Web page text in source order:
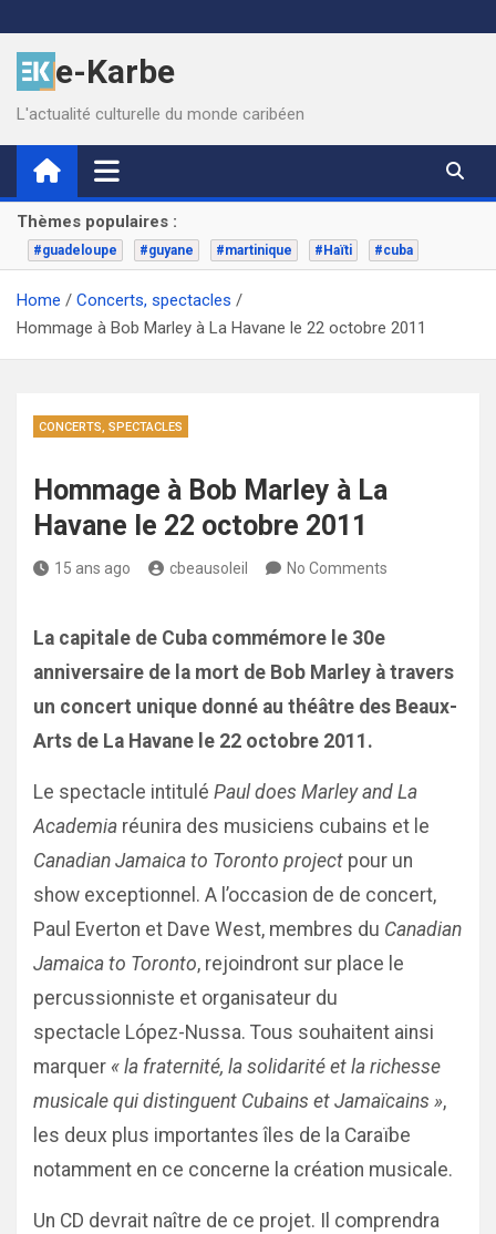
to
contente-Karbe
L'actualité culturelle du monde caribéen
Thèmes populaires :
#guadeloupe #guyane #martinique #Haïti #cuba
Home
Concerts, spectacles
Hommage à Bob Marley à La Havane le 22 octobre 2011
CONCERTS, SPECTACLES
Hommage à Bob Marley à La
Havane le 22 octobre 2011
15 ans ago cbeausoleil No Comments
La capitale de Cuba commémore le 30e
anniversaire de la mort de Bob Marley à travers
un concert unique donné au théâtre des Beaux-
Arts de La Havane le 22 octobre 2011.
Le spectacle intitulé Paul does Marley and La
Academia réunira des musiciens cubains et le
Canadian Jamaica to Toronto project pour un
show exceptionnel. A l’occasion de de concert,
Paul Everton et Dave West, membres du Canadian
Jamaica to Toronto, rejoindront sur place le
percussionniste et organisateur du
spectacle López-Nussa. Tous souhaitent ainsi
marquer « la fraternité, la solidarité et la richesse
musicale qui distinguent Cubains et Jamaïcains »,
les deux plus importantes îles de la Caraïbe
notamment en ce concerne la création musicale.
Un CD devrait naître de ce projet. Il comprendra